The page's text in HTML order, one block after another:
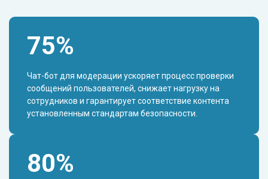
75%
Чат-бот для модерации ускоряет процесс проверки
сообщений пользователей, снижает нагрузку на
сотрудников и гарантирует соответствие контента
установленным стандартам безопасности.
80%